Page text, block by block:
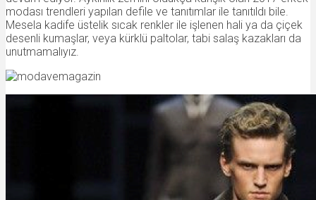
modası trendleri yapılan defile ve tanıtımlar ile tanıtıldı bile.
Mesela kadife üstelik sıcak renkler ile işlenen hali ya da çiçek
desenli kumaşlar, veya kürklü paltolar, tabi salaş kazakları da
unutmamalıyız.